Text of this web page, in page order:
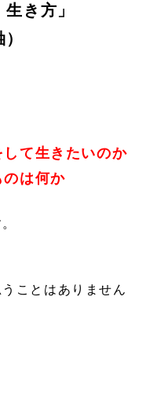
生き方」
て生きたいのか
のは何か
ことはありません